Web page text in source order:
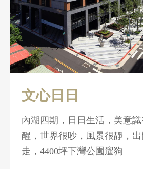
文心日日
內湖四期，日日生活，美意
醒，世界很吵，風景很靜，
走，4400坪下灣公園遛狗